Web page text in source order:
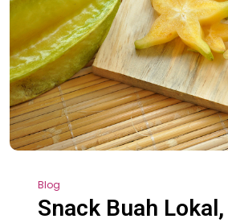
Blog
Snack Buah